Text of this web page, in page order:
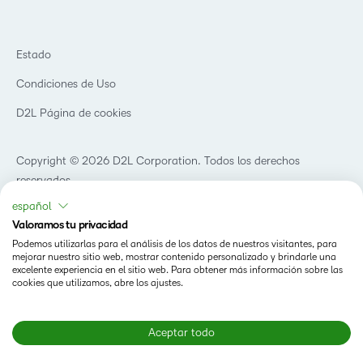
Organizaciones de capacitación
Comunidad
Copyright © 2026 D2L Corporation. Todos los derechos
reservados.
Estado
Condiciones de Uso
D2L Página de cookies
español
Valoramos tu privacidad
Podemos utilizarlas para el análisis de los datos de nuestros visitantes, para
mejorar nuestro sitio web, mostrar contenido personalizado y brindarle una
excelente experiencia en el sitio web. Para obtener más información sobre las
cookies que utilizamos, abre los ajustes.
Aceptar todo